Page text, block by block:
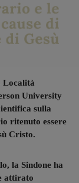
Località
University
sulla
ritenuto essere
Cristo.
la Sindone ha
attirato